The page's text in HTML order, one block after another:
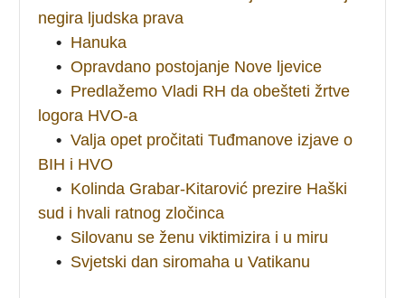
negira ljudska prava
• Hanuka
• Opravdano postojanje Nove ljevice
• Predlažemo Vladi RH da obešteti žrtve
logora HVO-a
• Valja opet pročitati Tuđmanove izjave o
BIH i HVO
• Kolinda Grabar-Kitarović prezire Haški
sud i hvali ratnog zločinca
• Silovanu se ženu viktimizira i u miru
• Svjetski dan siromaha u Vatikanu